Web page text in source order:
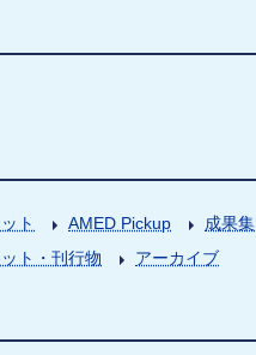
ト AMED Pickup
成果集
ト・刊行物
アーカイブ